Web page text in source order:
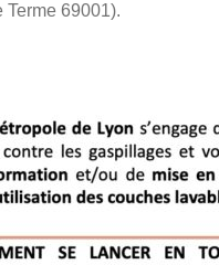
Terme 69001).